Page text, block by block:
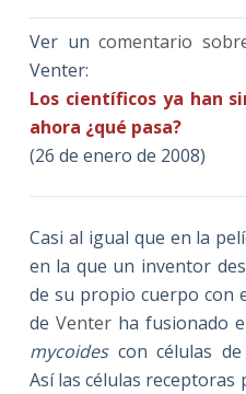
Ver uncomentario
Venter:
Los científicos ya han
ahora ¿qué pasa?
(26 de enero de 2008)
Casi al igual que en la
en la que un inventor
de su propio cuerpo con
de Venterha fusionado
mycoidescon células de
Así las células